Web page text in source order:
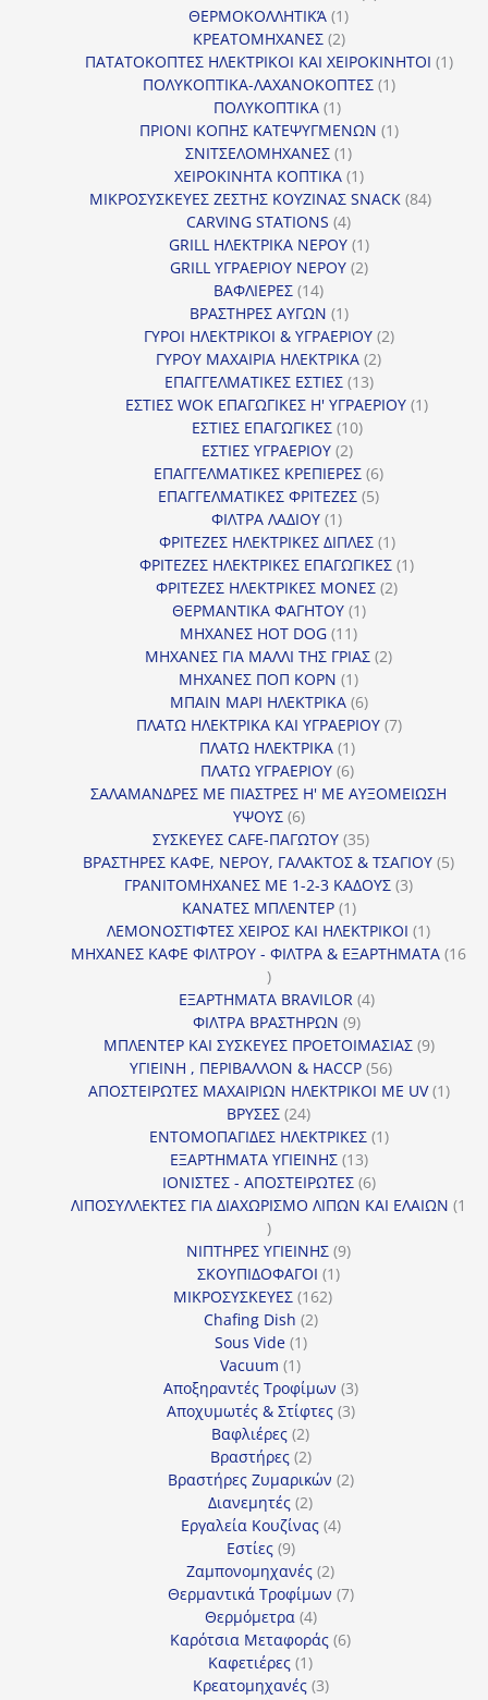
ΘΕΡΜΟΚΟΛΛΗΤΙΚΆ 11
προϊόν
ΚΡΕΑΤΟΜΗΧΑΝΕΣ 22
προϊόντα
ΠΑΤΑΤΟΚΟΠΤΕΣ ΗΛΕΚΤΡΙΚΟΙ ΚΑΙ ΧΕΙΡΟΚΙΝΗΤΟΙ 11
ΠΟΛΥΚΟΠΤΙΚΑ-ΛΑΧΑΝΟΚΟΠΤΕΣ 11
ΠΟΛΥΚΟΠΤΙΚΑ 11
προϊόν
ΠΡΙΟΝΙ ΚΟΠΗΣ ΚΑΤΕΨΥΓΜΕΝΩΝ 11
ΣΝΙΤΣΕΛΟΜΗΧΑΝΕΣ 11
προϊόν
ΧΕΙΡΟΚΙΝΗΤΑ ΚΟΠΤΙΚΑ 11
προϊόν
ΜΙΚΡΟΣΥΣΚΕΥΕΣ ΖΕΣΤΗΣ ΚΟΥΖΙΝΑΣ SNACK 8484
CARVING STATIONS 44
προϊόντα
GRILL ΗΛΕΚΤΡΙΚΑ ΝΕΡΟΥ 11
προϊόν
GRILL ΥΓΡΑΕΡΙΟΥ ΝΕΡΟΥ 22
ΒΑΦΛΙΕΡΕΣ 1414
προϊόντα
ΒΡΑΣΤΗΡΕΣ ΑΥΓΩΝ 11
προϊόν
ΓΥΡΟΙ ΗΛΕΚΤΡΙΚΟΙ & ΥΓΡΑΕΡΙΟΥ 22
ΓΥΡΟΥ ΜΑΧΑΙΡΙΑ ΗΛΕΚΤΡΙΚΑ 22
ΕΠΑΓΓΕΛΜΑΤΙΚΕΣ ΕΣΤΙΕΣ 1313
προϊόντα
ΕΣΤΙΕΣ WOK ΕΠΑΓΩΓΙΚΕΣ Η' ΥΓΡΑΕΡΙΟΥ 11
ΕΣΤΙΕΣ ΕΠΑΓΩΓΙΚΕΣ 1010
ΕΣΤΙΕΣ ΥΓΡΑΕΡΙΟΥ 22
προϊόντα
ΕΠΑΓΓΕΛΜΑΤΙΚΕΣ ΚΡΕΠΙΕΡΕΣ 66
προϊόντα
ΕΠΑΓΓΕΛΜΑΤΙΚΕΣ ΦΡΙΤΕΖΕΣ 55
ΦΙΛΤΡΑ ΛΑΔΙΟΥ 11
προϊόν
ΦΡΙΤΕΖΕΣ ΗΛΕΚΤΡΙΚΕΣ ΔΙΠΛΕΣ 11
προϊόν
ΦΡΙΤΕΖΕΣ ΗΛΕΚΤΡΙΚΕΣ ΕΠΑΓΩΓΙΚΕΣ 11
ΦΡΙΤΕΖΕΣ ΗΛΕΚΤΡΙΚΕΣ ΜΟΝΕΣ 22
ΘΕΡΜΑΝΤΙΚΑ ΦΑΓΗΤΟΥ 11
ΜΗΧΑΝΕΣ HOT DOG 1111
προϊόντα
ΜΗΧΑΝΕΣ ΓΙΑ ΜΑΛΛΙ ΤΗΣ ΓΡΙΑΣ 22
ΜΗΧΑΝΕΣ ΠΟΠ ΚΟΡΝ 11
προϊόν
ΜΠΑΙΝ ΜΑΡΙ ΗΛΕΚΤΡΙΚΑ 66
προϊόντα
ΠΛΑΤΩ ΗΛΕΚΤΡΙΚΑ ΚΑΙ ΥΓΡΑΕΡΙΟΥ 77
ΠΛΑΤΩ ΗΛΕΚΤΡΙΚΑ 11
προϊόν
ΠΛΑΤΩ ΥΓΡΑΕΡΙΟΥ 66
προϊόντα
ΣΑΛΑΜΑΝΔΡΕΣ ΜΕ ΠΙΑΣΤΡΕΣ Η' ΜΕ ΑΥΞΟΜΕΙΩΣΗ
ΥΨΟΥΣ 66
προϊόντα
ΣΥΣΚΕΥΕΣ CAFE-ΠΑΓΩΤΟΥ 3535
προϊόντα
ΒΡΑΣΤΗΡΕΣ ΚΑΦΕ, ΝΕΡΟΥ, ΓΑΛΑΚΤΟΣ & ΤΣΑΓΙΟΥ 55
ΓΡΑΝΙΤΟΜΗΧΑΝΕΣ ΜΕ 1-2-3 ΚΑΔΟΥΣ 33
ΚΑΝΑΤΕΣ ΜΠΛΕΝΤΕΡ 11
προϊόν
ΛΕΜΟΝΟΣΤΙΦΤΕΣ ΧΕΙΡΟΣ ΚΑΙ ΗΛΕΚΤΡΙΚΟΙ 11
προϊόν
ΜΗΧΑΝΕΣ ΚΑΦΕ ΦΙΛΤΡΟΥ - ΦΙΛΤΡΑ & ΕΞΑΡΤΗΜΑΤΑ 16
16
προϊόντα
ΕΞΑΡΤΗΜΑΤΑ BRAVILOR 44
ΦΙΛΤΡΑ ΒΡΑΣΤΗΡΩΝ 99
προϊόντα
ΜΠΛΕΝΤΕΡ ΚΑΙ ΣΥΣΚΕΥΕΣ ΠΡΟΕΤΟΙΜΑΣΙΑΣ 99
ΥΓΙΕΙΝΗ , ΠΕΡΙΒΑΛΛΟΝ & HACCP 5656
προϊόντα
ΑΠΟΣΤΕΙΡΩΤΕΣ ΜΑΧΑΙΡΙΩΝ ΗΛΕΚΤΡΙΚΟΙ ΜΕ UV 11
ΒΡΥΣΕΣ 2424
προϊόντα
ΕΝΤΟΜΟΠΑΓΙΔΕΣ ΗΛΕΚΤΡΙΚΕΣ 11
ΕΞΑΡΤΗΜΑΤΑ ΥΓΙΕΙΝΗΣ 1313
προϊόντα
ΙΟΝΙΣΤΕΣ - ΑΠΟΣΤΕΙΡΩΤΕΣ 66
προϊόντα
ΛΙΠΟΣΥΛΛΕΚΤΕΣ ΓΙΑ ΔΙΑΧΩΡΙΣΜΟ ΛΙΠΩΝ ΚΑΙ ΕΛΑΙΩΝ 1
1
προϊόν
ΝΙΠΤΗΡΕΣ ΥΓΙΕΙΝΗΣ 99
ΣΚΟΥΠΙΔΟΦΑΓΟΙ 11
ΜΙΚΡΟΣΥΣΚΕΥΕΣ 162162
Chafing Dish 22
Sous Vide 11
Vacuum 11
προϊόν
Αποξηραντές Τροφίμων 33
προϊόντα
Αποχυμωτές & Στίφτες 33
Βαφλιέρες 22
προϊόντα
Βραστήρες 22
προϊόντα
Βραστήρες Ζυμαρικών 22
Διανεμητές 22
προϊόντα
Εργαλεία Κουζίνας 44
Εστίες 99
προϊόντα
Ζαμπονομηχανές 22
προϊόντα
Θερμαντικά Τροφίμων 77
Θερμόμετρα 44
προϊόντα
Καρότσια Μεταφοράς 66
Καφετιέρες 11
προϊόν
Κρεατομηχανές 33